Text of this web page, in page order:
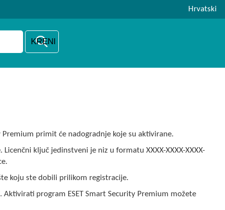
Hrvatski
Premium primit će nadogradnje koje su aktivirane.
ključ jedinstveni je niz u formatu XXXX-XXXX-XXXX-
koju ste dobili prilikom registracije.
program ESET Smart Security Premium možete